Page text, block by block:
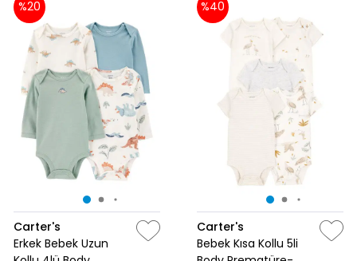
%20
Carter's
Erkek Bebek Uzun
%40
Carter's
Bebek Kısa Kollu 5li